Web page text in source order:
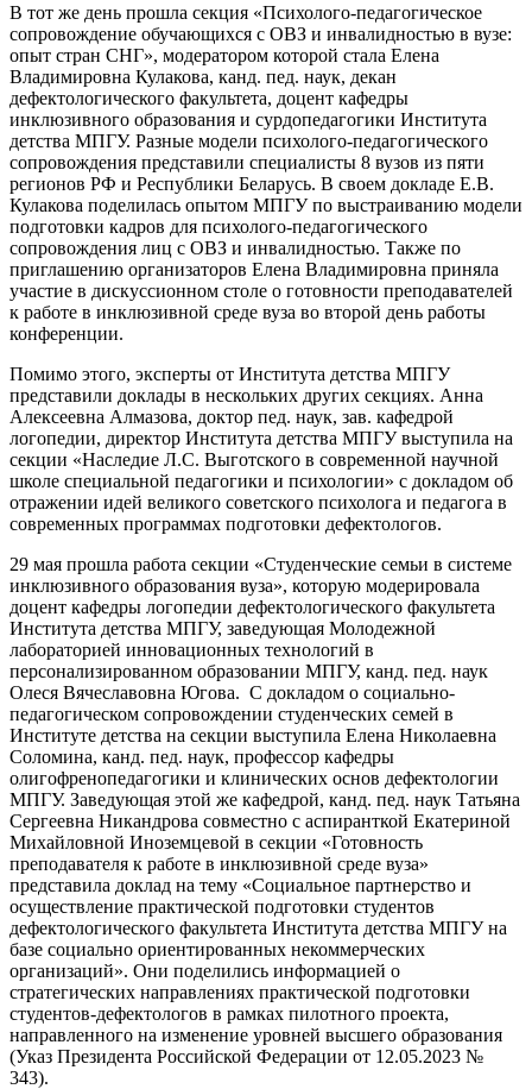
В тот же день прошла секция «Психолого-педагогическое
сопровождение обучающихся с ОВЗ и инвалидностью в вузе:
опыт стран СНГ», модератором которой стала Елена
Владимировна Кулакова, канд. пед. наук, декан
дефектологического факультета, доцент кафедры
инклюзивного образования и сурдопедагогики Института
детства МПГУ. Разные модели психолого-педагогического
сопровождения представили специалисты 8 вузов из пяти
регионов РФ и Республики Беларусь. В своем докладе Е.В.
Кулакова поделилась опытом МПГУ по выстраиванию модели
подготовки кадров для психолого-педагогического
сопровождения лиц с ОВЗ и инвалидностью. Также по
приглашению организаторов Елена Владимировна приняла
участие в дискуссионном столе о готовности преподавателей
к работе в инклюзивной среде вуза во второй день работы
конференции.
Помимо этого, эксперты от Института детства МПГУ
представили доклады в нескольких других секциях. Анна
Алексеевна Алмазова, доктор пед. наук, зав. кафедрой
логопедии, директор Института детства МПГУ выступила на
секции «Наследие Л.С. Выготского в современной научной
школе специальной педагогики и психологии» с докладом об
отражении идей великого советского психолога и педагога в
современных программах подготовки дефектологов.
29 мая прошла работа секции «Студенческие семьи в системе
инклюзивного образования вуза», которую модерировала
доцент кафедры логопедии дефектологического факультета
Института детства МПГУ, заведующая Молодежной
лабораторией инновационных технологий в
персонализированном образовании МПГУ, канд. пед. наук
Олеся Вячеславовна Югова. С докладом о социально-
педагогическом сопровождении студенческих семей в
Институте детства на секции выступила Елена Николаевна
Соломина, канд. пед. наук, профессор кафедры
олигофренопедагогики и клинических основ дефектологии
МПГУ. Заведующая этой же кафедрой, канд. пед. наук Татьяна
Сергеевна Никандрова совместно с аспиранткой Екатериной
Михайловной Иноземцевой в секции «Готовность
преподавателя к работе в инклюзивной среде вуза»
представила доклад на тему «Социальное партнерство и
осуществление практической подготовки студентов
дефектологического факультета Института детства МПГУ на
базе социально ориентированных некоммерческих
организаций». Они поделились информацией о
стратегических направлениях практической подготовки
студентов-дефектологов в рамках пилотного проекта,
направленного на изменение уровней высшего образования
(Указ Президента Российской Федерации от 12.05.2023 №
343).